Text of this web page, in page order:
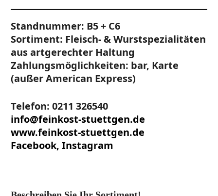
Standnummer: B5 + C6
Sortiment: Fleisch- & Wurst­spezialitäten
aus artgerechter Haltung
Zahlungsmöglichkeiten: bar, Karte
(außer American Express)
Telefon: 0211 326540
info@feinkost-stuettgen.de
www.feinkost-stuettgen.de
Facebook, Instagram